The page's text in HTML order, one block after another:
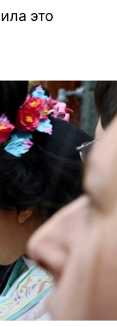
это